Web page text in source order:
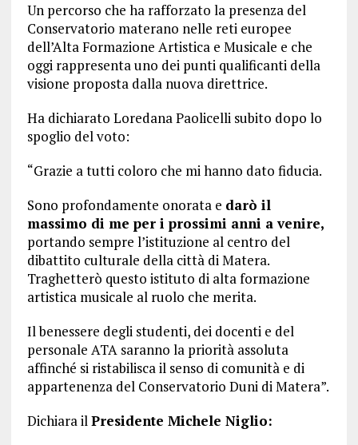
Un percorso che ha rafforzato la presenza del
Conservatorio materano nelle reti europee
dell’Alta Formazione Artistica e Musicale e che
oggi rappresenta uno dei punti qualificanti della
visione proposta dalla nuova direttrice.
Ha dichiarato Loredana Paolicelli subito dopo lo
spoglio del voto:
“Grazie a tutti coloro che mi hanno dato fiducia.
Sono profondamente onorata e darò il
massimo di me per i prossimi anni a venire,
portando sempre l’istituzione al centro del
dibattito culturale della città di Matera.
Traghetterò questo istituto di alta formazione
artistica musicale al ruolo che merita.
Il benessere degli studenti, dei docenti e del
personale ATA saranno la priorità assoluta
affinché si ristabilisca il senso di comunità e di
appartenenza del Conservatorio Duni di Matera”.
Dichiara ilPresidente Michele Niglio: